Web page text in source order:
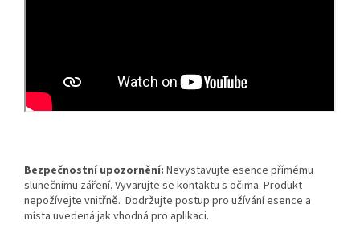
Bezpečnostní upozornění: Nevystavujte esence přímému
slunečnímu záření. Vyvarujte se kontaktu s očima. Produkt
nepožívejte vnitřně. Dodržujte postup pro užívání esence a
místa uvedená jak vhodná pro aplikaci.